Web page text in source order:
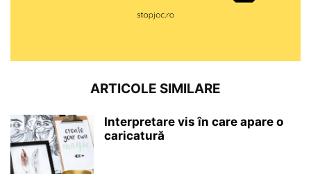
ARTICOLE SIMILARE
Interpretare vis în care apare o
caricatură